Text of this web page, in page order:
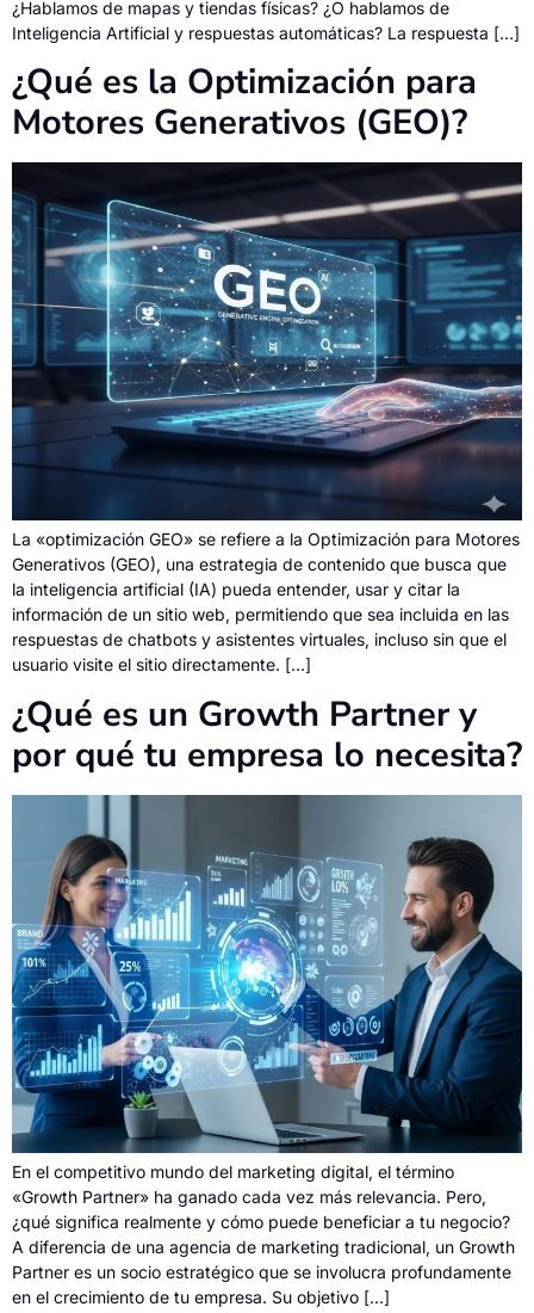
¿Hablamos de mapas y tiendas físicas? ¿O hablamos de
Inteligencia Artificial y respuestas automáticas? La respuesta […]
¿Qué es la Optimización para
Motores Generativos (GEO)?
La «optimización GEO» se refiere a la Optimización para Motores
Generativos (GEO), una estrategia de contenido que busca que
la inteligencia artificial (IA) pueda entender, usar y citar la
información de un sitio web, permitiendo que sea incluida en las
respuestas de chatbots y asistentes virtuales, incluso sin que el
usuario visite el sitio directamente. […]
¿Qué es un Growth Partner y
por qué tu empresa lo necesita?
En el competitivo mundo del marketing digital, el término
«Growth Partner» ha ganado cada vez más relevancia. Pero,
¿qué significa realmente y cómo puede beneficiar a tu negocio?
A diferencia de una agencia de marketing tradicional, un Growth
Partner es un socio estratégico que se involucra profundamente
en el crecimiento de tu empresa. Su objetivo […]